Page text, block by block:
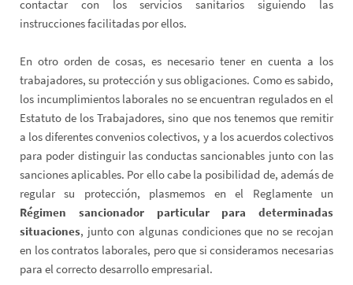
contactar con los servicios sanitarios siguiendo las
instrucciones facilitadas por ellos.
En otro orden de cosas, es necesario tener en cuenta a los
trabajadores, su protección y sus obligaciones. Como es sabido,
los incumplimientos laborales no se encuentran regulados en el
Estatuto de los Trabajadores, sino que nos tenemos que remitir
a los diferentes convenios colectivos, y a los acuerdos colectivos
para poder distinguir las conductas sancionables junto con las
sanciones aplicables. Por ello cabe la posibilidad de, además de
regular su protección, plasmemos en el Reglamente un
Régimen sancionador particular para determinadas
situaciones, junto con algunas condiciones que no se recojan
en los contratos laborales, pero que si consideramos necesarias
para el correcto desarrollo empresarial.